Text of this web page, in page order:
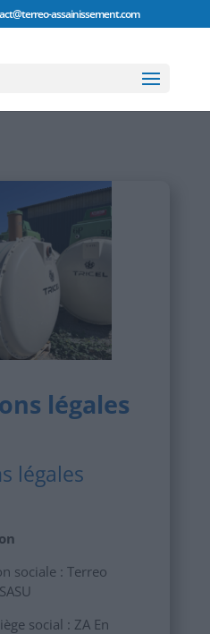
assainissement.com
légales
légales
sociale : Terreo
social : ZA En